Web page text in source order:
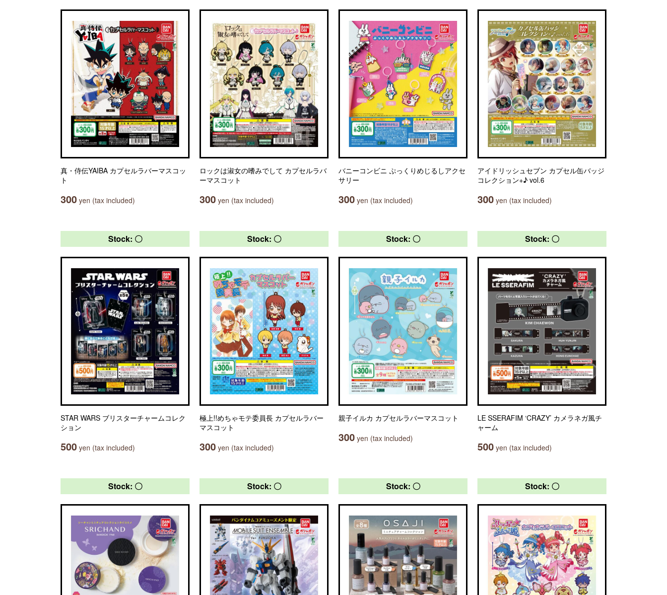
真・侍伝YAIBA カプセルラバーマスコッ
ト
300 yen (tax included)
ロックは淑女の嗜みでして カプセルラバ
ーマスコット
300 yen (tax included)
バニーコンビニ ぷっくりめじるしアクセ
サリー
300 yen (tax included)
アイドリッシュセブン カプセル缶バッジ
コレクション+♪ vol.6
300 yen (tax included)
Stock: 〇
STAR WARS ブリスターチャームコレク
ション
500 yen (tax included)
Stock: 〇
極上!!めちゃモテ委員長 カプセルラバー
マスコット
300 yen (tax included)
Stock: 〇
親子イルカ カプセルラバーマスコット
300 yen (tax included)
Stock: 〇
LE SSERAFIM ‘CRAZY’ カメラネガ風チ
ャーム
500 yen (tax included)
Stock: 〇 Stock: 〇 Stock: 〇 Stock: 〇